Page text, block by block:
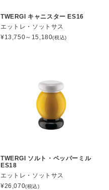
TWERGI キャニスター ES16
エットレ・ソットサス
¥13,750～15,180(税込)
TWERGI ソルト・ペッパーミル
ES18
エットレ・ソットサス
¥26,070(税込)